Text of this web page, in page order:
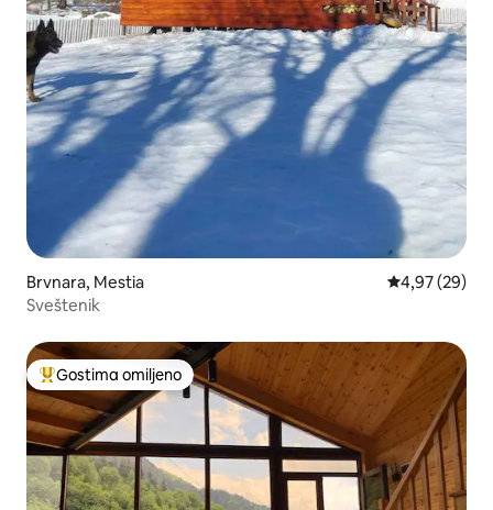
Brvnara, Mestia Prosečna
4,97 (29)
Sveštenik
Najuspešniji među gostima omiljenim
Gostima omiljeno